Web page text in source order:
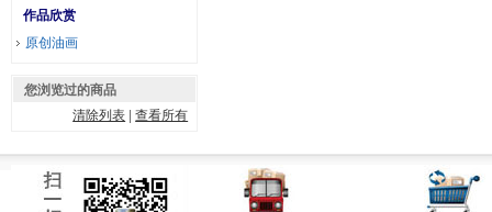
作品欣赏
原创油画
您浏览过的商品
清除列表 |查看所有